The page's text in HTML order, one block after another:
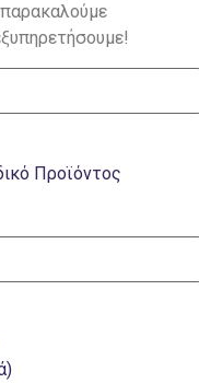
Προϊόντος